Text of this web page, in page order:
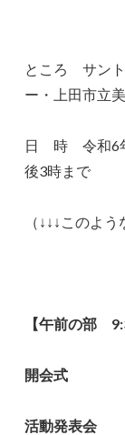
ところ サント
ー・上田市立美
日 時 令和6
後3時まで
（↓↓↓このよ
【午前の部
開会式
活動発表会